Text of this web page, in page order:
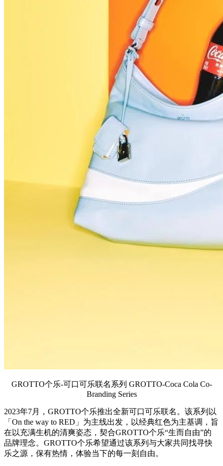
GROTTO个乐-可口可乐联名系列 GROTTO-Coca Cola Co-
Branding Series
2023年7月，GROTTO个乐推出全新可口可乐联名。该系列以
「On the way to RED」为主线出发，以经典红色为主基调，旨
在以充满生机的清爽姿态，契合GROTTO个乐“生而自由”的
品牌理念。GROTTO个乐希望通过该系列与大家共同找寻快
乐之源，保有热情，体验当下的每一刻自由。